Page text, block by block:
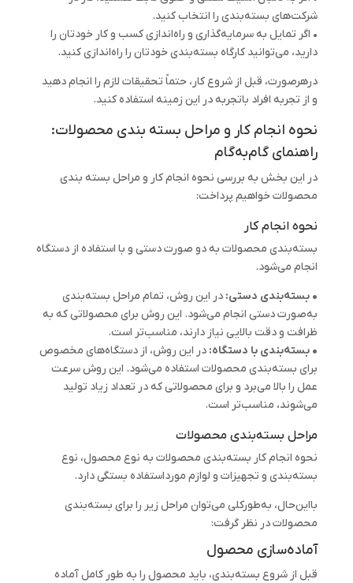
شرکت‌های بسته‌بندی را انتخاب کنید.
• اگر تمایل به سرمایه‌گذاری و راه‌اندازی کسب و کار خودتان را
دارید، می‌توانید کارگاه بسته‌بندی خودتان را راه‌اندازی کنید.
درهرصورت، قبل از شروع کار، حتماً تحقیقات لازم را انجام دهید
و از تجربه افراد باتجربه در این زمینه استفاده کنید.
نحوه انجام کار و مراحل بسته بندی محصولات:
راهنمای گام‌به‌گام
در این بخش به بررسی نحوه انجام کار و مراحل بسته بندی
محصولات خواهیم پرداخت:
نحوه انجام کار
بسته‌بندی محصولات به دو صورت دستی و با استفاده از دستگاه
انجام می‌شود.
• بسته‌بندی دستی: در این روش، تمام مراحل بسته‌بندی
به‌صورت دستی انجام می‌شود. این روش برای محصولاتی که به
ظرافت و دقت بالایی نیاز دارند، مناسب‌تر است.
• بسته‌بندی با دستگاه: در این روش، از دستگاه‌های مخصوص
برای بسته‌بندی محصولات استفاده می‌شود. این روش سرعت
عمل را بالا می‌برد و برای محصولاتی که در تعداد زیاد تولید
می‌شوند، مناسب‌تر است.
مراحل بسته‌بندی محصولات
نحوه انجام کار بسته‌بندی محصولات به نوع محصول، نوع
بسته‌بندی و تجهیزات و لوازم مورداستفاده بستگی دارد.
بااین‌حال، به‌طورکلی می‌توان مراحل زیر را برای بسته‌بندی
محصولات در نظر گرفت:
آماده‌سازی محصول
قبل از شروع بسته‌بندی، باید محصول را به طور کامل آماده